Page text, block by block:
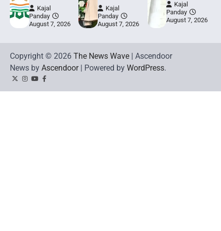
Kajal
Panday
August 7, 2026
Kajal
Panday
August 7, 2026
Kajal
Panday
August 7, 2026
Copyright © 2026 The News Wave | Ascendoor
News by Ascendoor| Powered by WordPress.
TwitterInstagram
YouTubeFacebook